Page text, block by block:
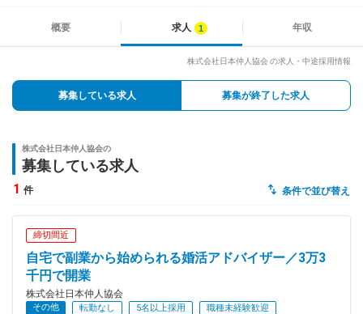
求人を紹介してもらう
知りたい・聞きたい
専門サイト
自動案内は24時間365日対応
転職の「モヤモヤ」、一人で悩まず
気軽に相談してみませんか？
dodaの使い方は？
今の仕事を続けるべき？
概要 求人 年収
株式会社日本仲人協会 の求人・中途採用情報
募集している求人 募集が終了した求人
株式会社日本仲人協会の
募集している求人
1 件 条件で並び替え
締切間近
自宅で副業から始められる婚活アドバイザー／3万3
千円で開業
株式会社日本仲人協会
その他 転勤なし 5名以上採用
職種未経験歓迎